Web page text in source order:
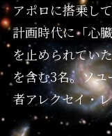
アポロに搭乗し
計画時代に「心
を止められてい
を含む3名。ソ
者アレクセイ・